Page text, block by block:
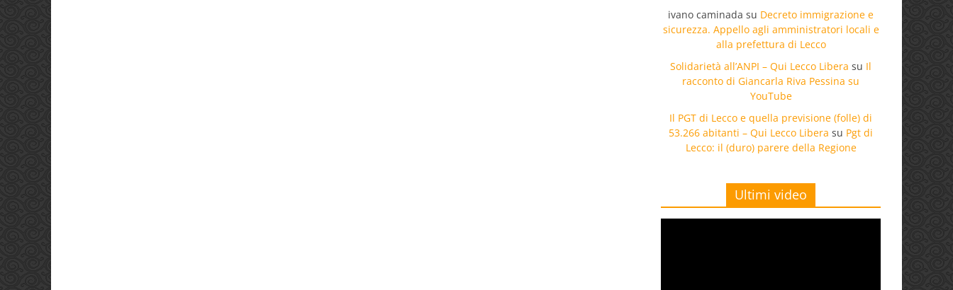
ivano caminada su Decreto immigrazione e
sicurezza. Appello agli amministratori locali e
alla prefettura di Lecco
Solidarietà all’ANPI – Qui Lecco Libera su Il
racconto di Giancarla Riva Pessina su
YouTube
Il PGT di Lecco e quella previsione (folle) di
53.266 abitanti – Qui Lecco Libera su Pgt di
Lecco: il (duro) parere della Regione
Ultimi video